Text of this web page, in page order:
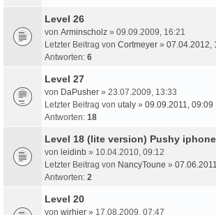
Level 26
von Arminscholz » 09.09.2009, 16:21
Letzter Beitrag von Cortmeyer » 07.04.2012,
Antworten: 6
Level 27
von DaPusher » 23.07.2009, 13:33
Letzter Beitrag von utaly » 09.09.2011, 09:09
Antworten: 18
Level 18 (lite version) Pushy iphone
von leidinb » 10.04.2010, 09:12
Letzter Beitrag von NancyToune »
Antworten: 2
Level 20
von wirhier » 17.08.2009, 07:47